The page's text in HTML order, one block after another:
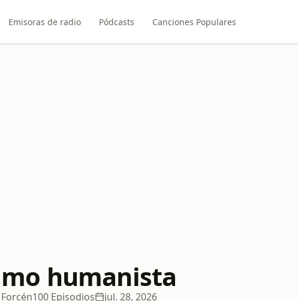
Emisoras de radio Pódcasts Canciones Populares
humanista
100 Episodios jul. 28, 2026